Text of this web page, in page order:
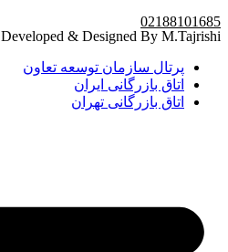
02188101685
Developed & Designed By M.Tajrishi
پرتال سازمان توسعه تعاون
اتاق بازرگانی ایران
اتاق بازرگانی تهران